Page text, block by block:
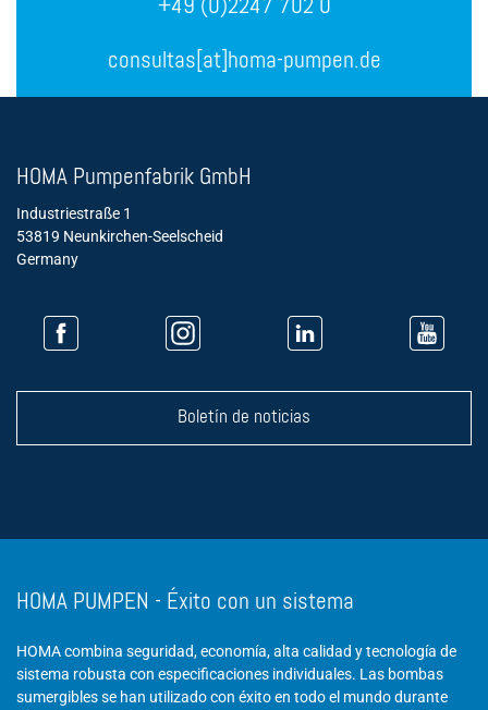
+49 (0)2247 702 0
consultas[at]homa-pumpen.de
HOMA Pumpenfabrik GmbH
Industriestraße 1
53819 Neunkirchen-Seelscheid
Germany
Boletín de noticias
HOMA PUMPEN - Éxito con un sistema
HOMA combina seguridad, economía, alta calidad y tecnología de
sistema robusta con especificaciones individuales. Las bombas
sumergibles se han utilizado con éxito en todo el mundo durante